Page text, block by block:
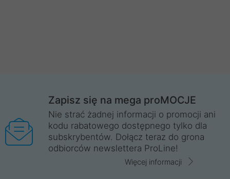
Zapisz się na mega proMOCJE
Nie strać żadnej informacji o promocji ani
kodu rabatowego dostępnego tylko dla
subskrybentów. Dołącz teraz do grona
odbiorców newslettera ProLine!
Więcej informacji